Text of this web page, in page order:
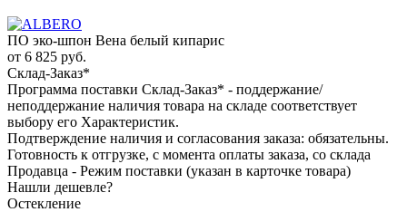
ПО эко-шпон Вена белый кипарис
от 6 825 руб.
Склад-Заказ*
Программа поставки Склад-Заказ* - поддержание/
неподдержание наличия товара на складе соответствует
выбору его Характеристик.
Подтверждение наличия и согласования заказа: обязательны.
Готовность к отгрузке, с момента оплаты заказа, со склада
Продавца - Режим поставки (указан в карточке товара)
Нашли дешевле?
Остекление